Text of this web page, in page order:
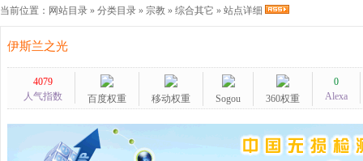
当前位置： 网站目录 » 分类目录 » 宗教 » 综合其它 » 站点详细
伊斯兰之光
4079
人气指数
百度权重 移动权重 Sogou 360权重
0
Alexa